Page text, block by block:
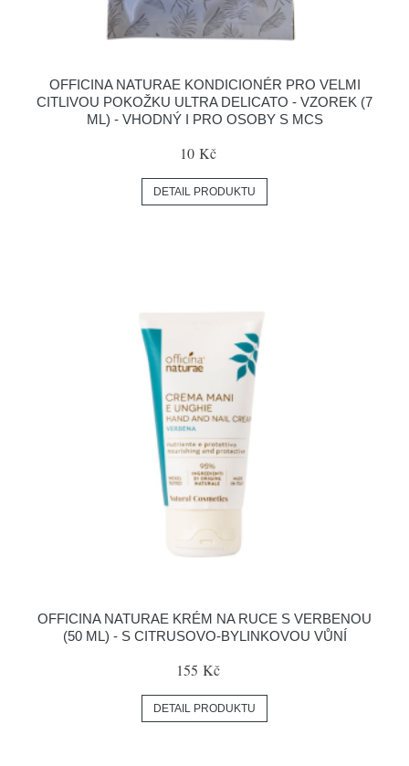
OFFICINA NATURAE KONDICIONÉR PRO VELMI
CITLIVOU POKOŽKU ULTRA DELICATO - VZOREK (7
ML) - VHODNÝ I PRO OSOBY S MCS
10 Kč
DETAIL PRODUKTU
OFFICINA NATURAE KRÉM NA RUCE S VERBENOU
(50 ML) - S CITRUSOVO-BYLINKOVOU VŮNÍ
155 Kč
DETAIL PRODUKTU